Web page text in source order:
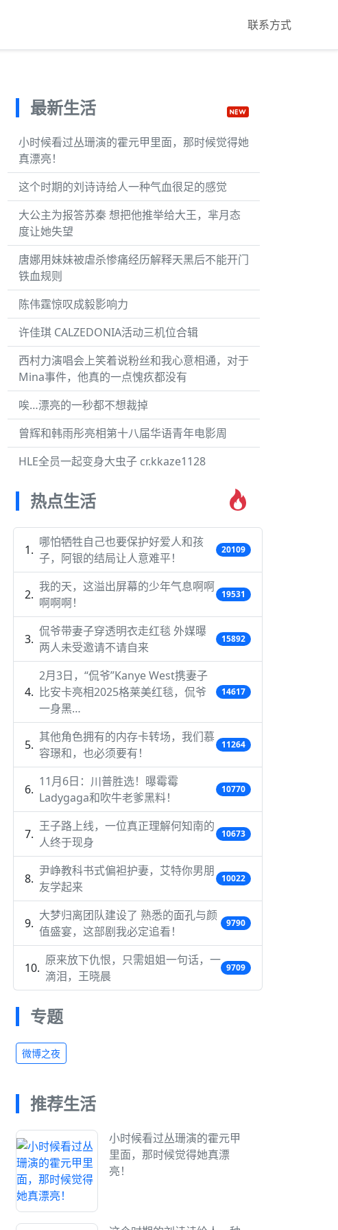
联系方式
最新生活
小时候看过丛珊演的霍元甲里面，那时候觉得她
真漂亮！
这个时期的刘诗诗给人一种气血很足的感觉
大公主为报答苏秦 想把他推举给大王，芈月态
度让她失望
唐娜用妹妹被虐杀惨痛经历解释天黑后不能开门
铁血规则
陈伟霆惊叹成毅影响力
许佳琪 CALZEDONIA活动三机位合辑
西村力演唱会上笑着说粉丝和我心意相通，对于
Mina事件，他真的一点愧疚都没有
唉…漂亮的一秒都不想裁掉
曾辉和韩雨彤亮相第十八届华语青年电影周
HLE全员一起变身大虫子 cr.kkaze1128
热点生活
哪怕牺牲自己也要保护好爱人和孩
子，阿银的结局让人意难平！
20109
我的天，这溢出屏幕的少年气息啊啊
啊啊啊！
19531
侃爷带妻子穿透明衣走红毯 外媒曝
两人未受邀请不请自来
15892
2月3日，“侃爷”Kanye West携妻子
比安卡亮相2025格莱美红毯，侃爷
一身黑…
14617
其他角色拥有的内存卡转场，我们慕
容璟和，也必须要有！
11264
11月6日：川普胜选！曝霉霉
Ladygaga和吹牛老爹黑料！
10770
王子路上线，一位真正理解何知南的
人终于现身
10673
尹峥教科书式偏袒护妻，艾特你男朋
友学起来
10022
大梦归离团队建设了 熟悉的面孔与颜
值盛宴，这部剧我必定追看！
9790
原来放下仇恨，只需姐姐一句话，一
滴泪，王晓晨
9709
专题
微博之夜
推荐生活
小时候看过丛珊演的霍元甲
里面，那时候觉得她真漂
亮！